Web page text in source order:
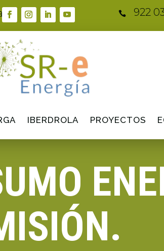
 922
IBERDROLA PROYECTOS